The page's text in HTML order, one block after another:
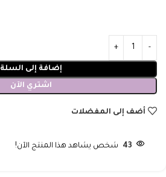
إضافة إلى السلة
اشتري الآن
أضف إلى المفضلات
43 شخص يشاهد هذا المنتج الآن!